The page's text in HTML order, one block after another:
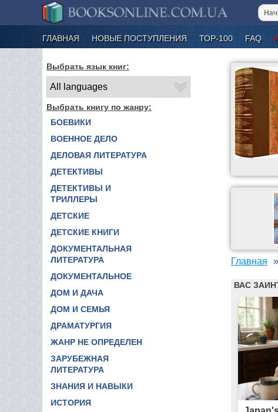
ГЛАВНАЯ НОВЫЕ ПОСТУПЛЕНИЯ ТОР-100 FAQ
Выбрать язык книг:
Выбрать книгу по жанру:
БОЕВИКИ
ВОЕННОЕ ДЕЛО
ДЕЛОВАЯ ЛИТЕРАТУРА
ДЕТЕКТИВЫ
ДЕТЕКТИВЫ И
ТРИЛЛЕРЫ
ДЕТСКИЕ
ДЕТСКИЕ КНИГИ
ДОКУМЕНТАЛЬНАЯ
ЛИТЕРАТУРА
ДОКУМЕНТАЛЬНОЕ
ДОМ И ДАЧА
ДОМ И СЕМЬЯ
ДРАМАТУРГИЯ
ЖАНР НЕ ОПРЕДЕЛЕН
ЗАРУБЕЖНАЯ
ЛИТЕРАТУРА
ЗНАНИЯ И НАВЫКИ
ИСТОРИЯ
Главная